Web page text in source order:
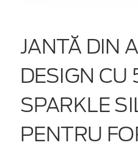
JANTĂ DIN
DESIGN CU
SPARKLE
PENTRU